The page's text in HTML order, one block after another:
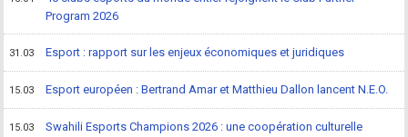
Program 2026
31.03 Esport : rapport sur les enjeux économiques et juridiques
15.03 Esport européen : Bertrand Amar et Matthieu Dallon lancent N.E.O.
15.03
Swahili Esports Champions 2026 : une coopération culturelle